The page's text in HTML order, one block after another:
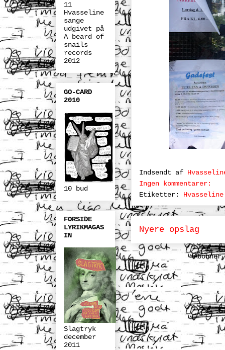
Indsendt af
Ingen kommentarer:
Etiketter:
Nyere opslag
11
Hvasseline
sange
udgivet på
A beard of
snails
records
2012
GO-CARD
2010
10 bud
FORSIDE
LYRIKMAGAS
IN
Slagtryk
december
2011